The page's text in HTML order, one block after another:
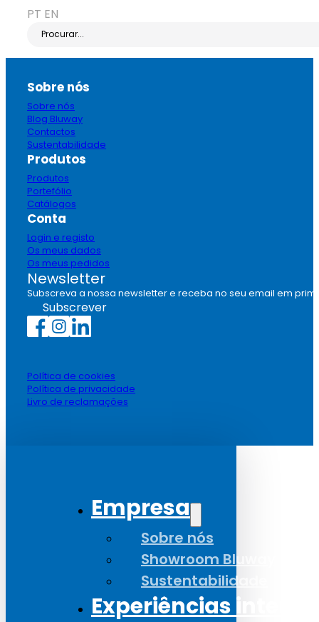
PT EN
Procurar...
Sobre nós
Sobre nós
Blog Bluway
Contactos
Sustentabilidade
Produtos
Produtos
Portefólio
Catálogos
Conta
Login e registo
Os meus dados
Os meus pedidos
Newsletter
Subscreva a nossa newsletter e receba no seu email em
Subscrever
Política de cookies
Política de privacidade
Livro de reclamações
Empresa
Sobre nós
Showroom Bluway
Sustentabilidade
Experiências